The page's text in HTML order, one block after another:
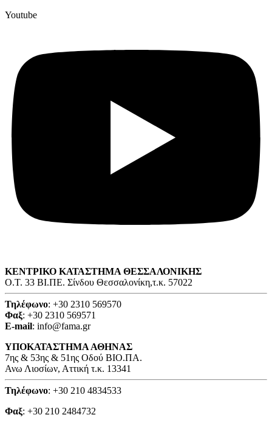
Youtube
ΚΕΝΤΡΙΚΟ ΚΑΤΑΣΤΗΜΑ ΘΕΣΣΑΛΟΝΙΚΗΣ
O.T. 33 ΒΙ.ΠΕ. Σίνδου Θεσσαλονίκη,τ.κ. 57022
Τηλέφωνο: +30 2310 569570
Φαξ: +30 2310 569571
E-mail: info@fama.gr
ΥΠΟΚΑΤΑΣΤΗΜΑ ΑΘΗΝΑΣ
7ης & 53ης & 51ης Οδού ΒΙΟ.ΠΑ.
Ανω Λιοσίων, Αττική τ.κ. 13341
Τηλέφωνο: +30 210 4834533
Φαξ: +30 210 2484732